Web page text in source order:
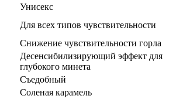
Унисекс
Для всех типов чувствительности
Снижение чувствительности горла
Десенсибилизирующий эффект для
глубокого минета
Съедобный
Соленая карамель